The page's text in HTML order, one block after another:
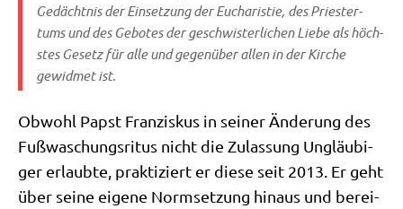
Gedächt­nis der Ein­set­zung der Eucha­ri­stie, des Prie­ster­
tums und des Gebo­tes der geschwi­ster­li­chen Lie­be als höch­
stes Gesetz für alle und gegen­über allen in der Kir­che
gewid­met ist.
Obwohl Papst Fran­zis­kus in sei­ner Ände­rung des
Fuß­wa­schungs­ri­tus nicht die Zulas­sung Ungläu­bi­
ger erlaub­te, prak­ti­ziert er die­se seit 2013. Er geht
über sei­ne eige­ne Norm­set­zung hin­aus und berei­